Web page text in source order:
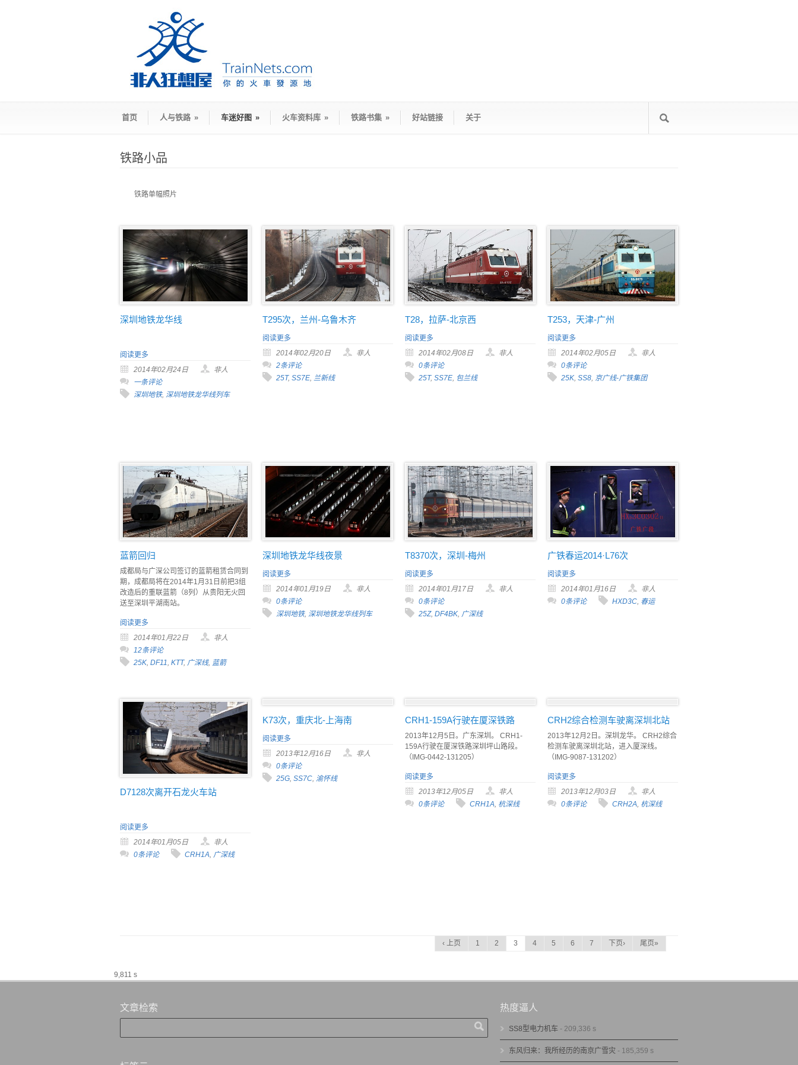
首页 人与铁路 » 车迷好图 » 火车资料库 » 铁路书集 » 好站链接 关于
铁路小品
铁路单幅照片
深圳地铁龙华线
阅读更多
2014年02月24日
非人
一条评论
深圳地铁, 深圳地铁龙华线列车
T295次，兰州-乌鲁木齐
阅读更多
2014年02月20日
非人
2条评论
25T, SS7E 兰新线
T28，拉萨-北京西
阅读更多
2014年02月08日
非人
0条评论
25T, SS7E 包兰线
T253，天津-广州
阅读更多
2014年02月05日
非人
0条评论
25K SS8 京广线-广铁集团
蓝箭回归
成都局与广深公司签订的蓝箭租赁合同到
期，成都局将在2014年1月31日前把3组
改造后的重联蓝箭（8列）从贵阳无火回
送至深圳平湖南站。
阅读更多
2014年01月22日
非人
12条评论
25K, DF11, KTT, 广深线, 蓝箭
深圳地铁龙华线夜景
阅读更多
2014年01月19日
非人
0条评论
深圳地铁, 深圳地铁龙华线列车
T8370次，深圳-梅州
阅读更多
2014年01月17日
非人
0条评论
25Z, DF4BK, 广深线
广铁春运2014·L76次
阅读更多
2014年01月16日
非人
0条评论
HXD3C, 春运
D7128次离开石龙火车站
阅读更多
2014年01月05日
非人
0条评论
CRH1A 广深线
K73次，重庆北-上海南
阅读更多
2013年12月16日
非人
0条评论
25G, SS7C, 渝怀线
CRH1-159A行驶在厦深铁路
2013年12月5日。广东深圳。 CRH1-
159A行驶在厦深铁路深圳坪山路段。
（IMG-0442-131205）
阅读更多
2013年12月05日
非人
0条评论
CRH1A, 杭深线
CRH2综合检测车驶离深圳北站
2013年12月2日。深圳龙华。 CRH2综合
检测车驶离深圳北站，进入厦深线。
（IMG-9087-131202）
阅读更多
2013年12月03日
非人
0条评论
CRH2A, 杭深线
‹ 上页 1 2 3 4 5 6 7 下页› 尾页»
9,811 s
文章检索 热度逼人
SS8型电力机车 - 209,336 s
东风归来：我所经历的南京广雪灾 - 185,359 s